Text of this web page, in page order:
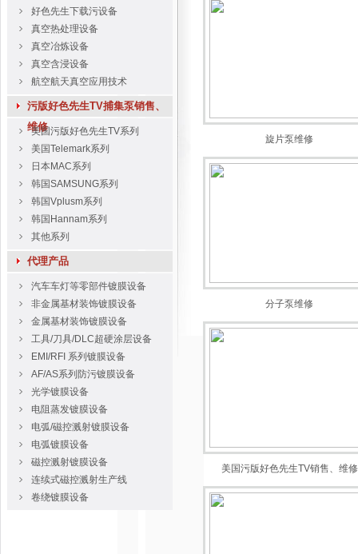
好色先生下载污设备
真空热处理设备
真空冶炼设备
真空含浸设备
航空航天真空应用技术
污版好色先生TV捕集泵销售、
维修
美国污版好色先生TV系列
美国Telemark系列
日本MAC系列
韩国SAMSUNG系列
韩国Vplusm系列
韩国Hannam系列
其他系列
代理产品
汽车车灯等零部件镀膜设备
非金属基材装饰镀膜设备
金属基材装饰镀膜设备
工具/刀具/DLC超硬涂层设备
EMI/RFI 系列镀膜设备
AF/AS系列防污镀膜设备
光学镀膜设备
电阻蒸发镀膜设备
电弧/磁控溅射镀膜设备
电弧镀膜设备
磁控溅射镀膜设备
连续式磁控溅射生产线
卷绕镀膜设备
旋片泵维修
分子泵维修
美国污版好色先生TV销售、维修